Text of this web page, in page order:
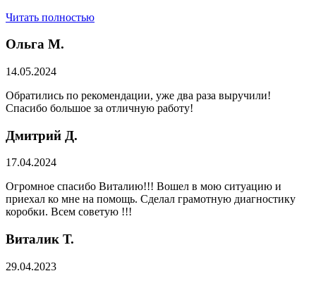
Читать полностью
Ольга М.
14.05.2024
Обратились по рекомендации, уже два раза выручили!
Спасибо большое за отличную работу!
Дмитрий Д.
17.04.2024
Огромное спасибо Виталию!!! Вошел в мою ситуацию и
приехал ко мне на помощь. Сделал грамотную диагностику
коробки. Всем советую !!!
Виталик Т.
29.04.2023